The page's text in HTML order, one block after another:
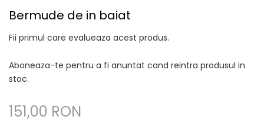
Bermude de in baiat
Fii primul care evalueaza acest produs.
Aboneaza-te pentru a fi anuntat cand reintra produsul in
stoc.
151,00 RON